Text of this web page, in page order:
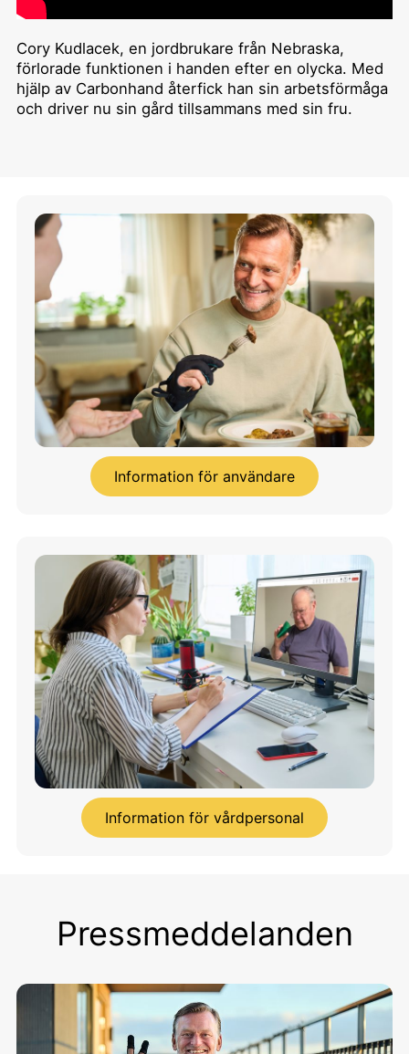
Cory Kudlacek, en jordbrukare från Nebraska,
förlorade funktionen i handen efter en olycka. Med
hjälp av Carbonhand återfick han sin arbetsförmåga
och driver nu sin gård tillsammans med sin fru.
Information för användare
Information för vårdpersonal
Pressmeddelanden